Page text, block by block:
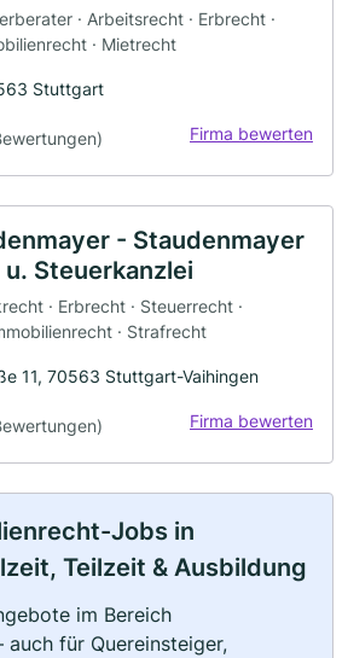
· Arbeitsrecht · Erbrecht ·
· Mietrecht
Stuttgart
Firma bewerten
- Staudenmayer
Steuerkanzlei
· Erbrecht · Steuerrecht ·
· Strafrecht
11, 70563 Stuttgart-Vaihingen
Firma bewerten
Jobs in
Teilzeit & Ausbildung
im Bereich
auch für Quereinsteiger,